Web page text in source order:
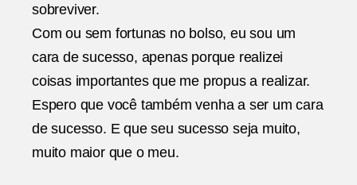
sobreviver.
Com ou sem fortunas no bolso, eu sou um
cara de sucesso, apenas porque realizei
coisas importantes que me propus a realizar.
Espero que você também venha a ser um cara
de sucesso. E que seu sucesso seja muito,
muito maior que o meu.